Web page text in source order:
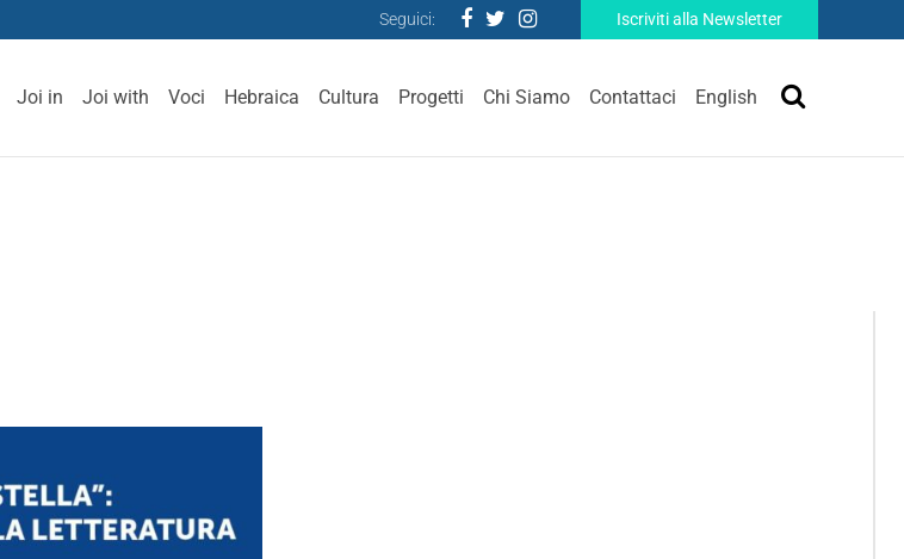
Seguici: Iscriviti alla Newsletter
Joi in Joi with Voci Hebraica Cultura Progetti Chi Siamo Contattaci English